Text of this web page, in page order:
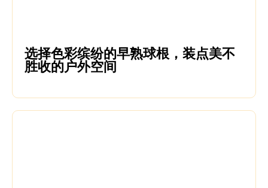
选择色彩缤纷的早熟球根，装点美不
胜收的户外空间